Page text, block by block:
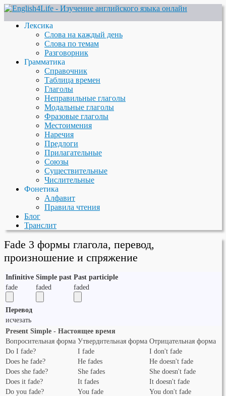
Лексика
Слова на каждый день
Слова по темам
Разговорник
Грамматика
Справочник
Таблица времен
Глаголы
Неправильные глаголы
Модальные глаголы
Фразовые глаголы
Местоимения
Наречия
Предлоги
Прилагательные
Союзы
Существительные
Числительные
Фонетика
Алфавит
Правила чтения
Блог
Транслит
Fade 3 формы глагола, перевод,
произношение и спряжение
Infinitive Simple past Past participle
fade
faded faded
Перевод
исчезать
Present Simple - Настоящее время
Вопросительная форма Утвердительная форма Отрицательная форма
Do I fade?
I fade
I don't fade
Does he fade?
He fades
He doesn't fade
Does she fade?
She fades
She doesn't fade
Does it fade?
It fades
It doesn't fade
Do you fade?
You fade
You don't fade